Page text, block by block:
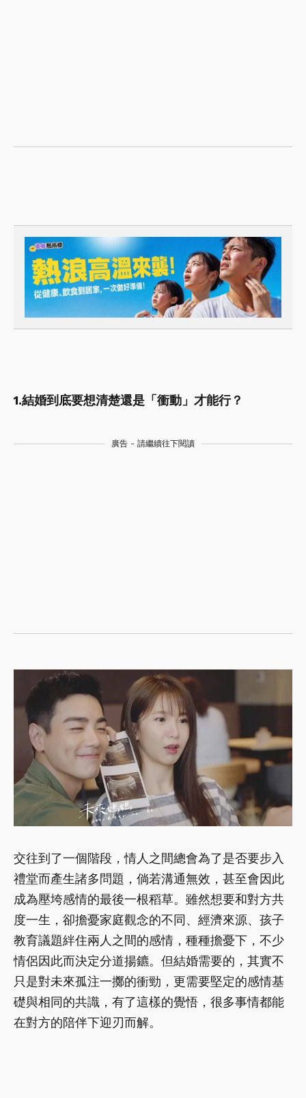
1.結婚到底要想清楚還是「衝動」才能行？
廣告 - 請繼續往下閱讀
交往到了一個階段，情人之間總會為了是否要步入
禮堂而產生諸多問題，倘若溝通無效，甚至會因此
成為壓垮感情的最後一根稻草。雖然想要和對方共
度一生，卻擔憂家庭觀念的不同、經濟來源、孩子
教育議題絆住兩人之間的感情，種種擔憂下，不少
情侶因此而決定分道揚鑣。但結婚需要的，其實不
只是對未來孤注一擲的衝勁，更需要堅定的感情基
礎與相同的共識，有了這樣的覺悟，很多事情都能
在對方的陪伴下迎刃而解。